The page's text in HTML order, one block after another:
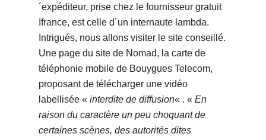
´expéditeur, prise chez le fournisseur gratuit
Ifrance, est celle d´un internaute lambda.
Intrigués, nous allons visiter le site conseillé.
Une page du site de Nomad, la carte de
téléphonie mobile de Bouygues Telecom,
proposant de télécharger une vidéo
labellisée « interdite de diffusion« . « En
raison du caractère un peu choquant de
certaines scènes, des autorités dites